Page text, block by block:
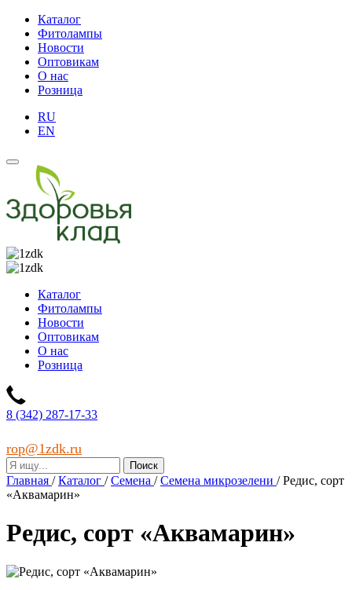
Каталог
Фитолампы
Новости
Оптовикам
О нас
Розница
RU
EN
Каталог
Фитолампы
Новости
Оптовикам
О нас
Розница
8 (342) 287-17-33
rop@1zdk.ru
Главная /Каталог /Семена /Семена микрозелени /Редис, сорт
«Аквамарин»
Редис, сорт «Аквамарин»